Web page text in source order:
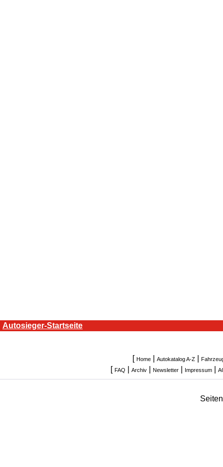
Autosieger-Startseite
[ Home| Autokatalog A-Z|
[ FAQ Archiv Newsletter Impressum